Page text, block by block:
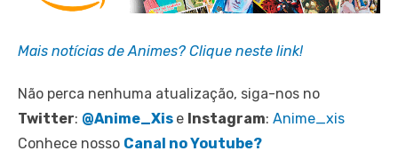
Mais notícias de Animes? Clique neste link!
Não perca nenhuma atualização, siga-nos no
Twitter: @Anime_Xis e Instagram: Anime_xis
Conhece nosso Canal no Youtube?